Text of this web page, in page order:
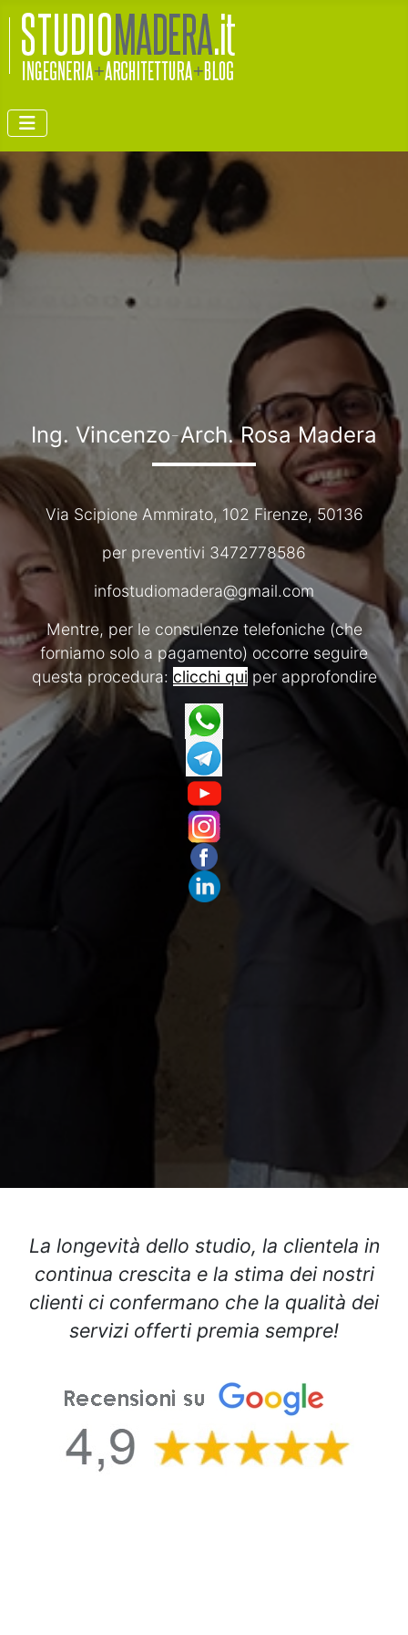
Ing. Vincenzo-Arch. Rosa Madera
Via Scipione Ammirato, 102 Firenze, 50136
per preventivi 3472778586
infostudiomadera@gmail.com
Mentre, per le consulenze telefoniche (che
forniamo solo a pagamento) occorre seguire
questa procedura: clicchi qui per approfondire
La longevità dello studio, la clientela in
continua crescita e la stima dei nostri
clienti ci confermano che la qualità dei
servizi offerti premia sempre!